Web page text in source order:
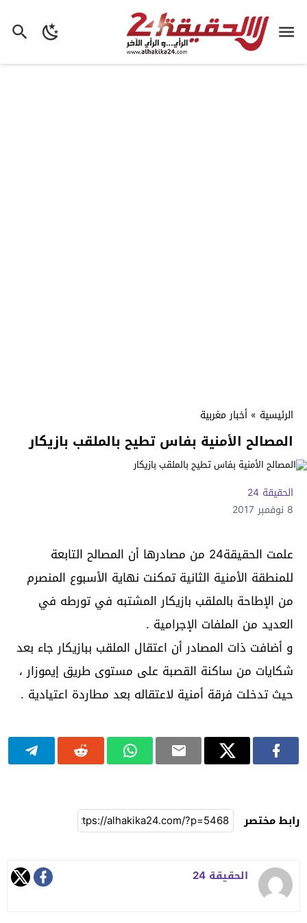
الرئيسية » أخبار مغربية
المصالح الأمنية بفاس تطيح بالملقب بازيكار
الحقيقة 24
8 نوفمبر 2017
علمت الحقيقة24 من مصادرها أن المصالح التابعة
للمنطقة الأمنية الثانية تمكنت نهاية الأسبوع المنصرم
من الإطاحة بالملقب بازيكار المشتبه في تورطه في
العديد من الملفات الإجرامية .
و أضافت ذات المصادر أن اعتقال الملقب ببازيكار جاء بعد
شكايات من ساكنة القصبة على مستوى طريق إيموزار ،
حيث تدخلت فرقة أمنية لاعتقاله بعد مطاردة اعتيادية .
رابط مختصر
الحقيقة 24